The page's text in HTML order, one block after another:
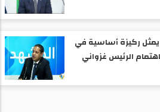
ركيزة أساسية في
الرئيس غزواني